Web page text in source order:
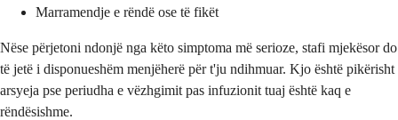
Marramendje e rëndë ose të fikët
Nëse përjetoni ndonjë nga këto simptoma më serioze, stafi mjekësor do
të jetë i disponueshëm menjëherë për t'ju ndihmuar. Kjo është pikërisht
arsyeja pse periudha e vëzhgimit pas infuzionit tuaj është kaq e
rëndësishme.